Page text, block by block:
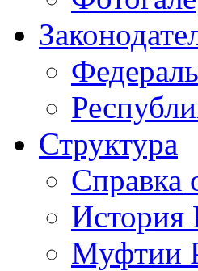
Структура
Муфтии